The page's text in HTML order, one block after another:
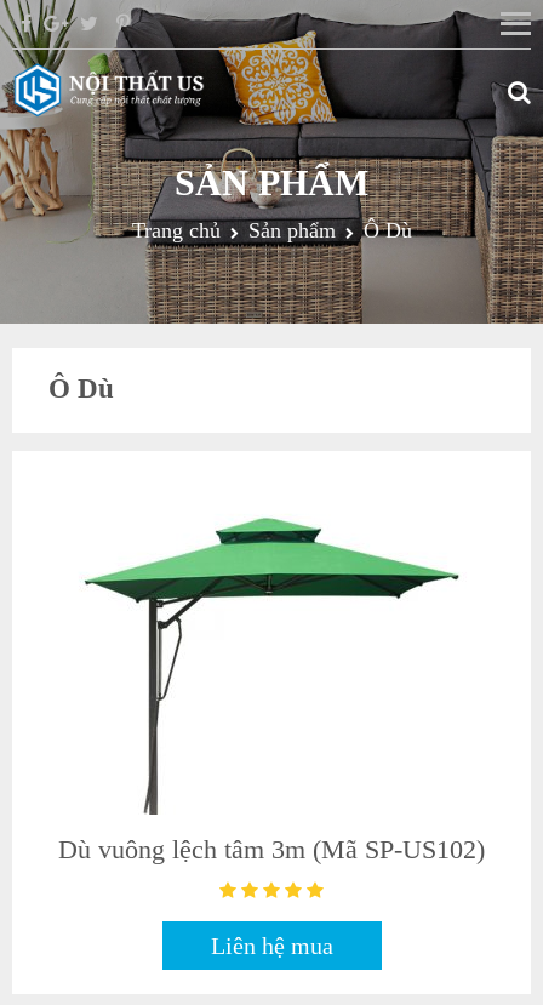
SẢN PHẨM
Trang chủ Sản phẩm Ô Dù
Ô Dù
Dù vuông lệch tâm 3m (Mã SP-US102)
Liên hệ mua